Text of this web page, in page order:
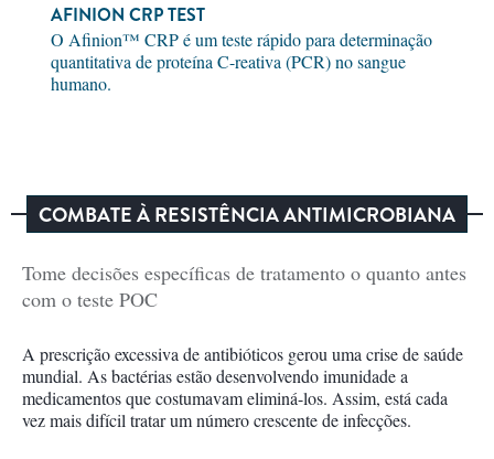
AFINION CRP TEST
O Afinion™ CRP é um teste rápido para determinação
quantitativa de proteína C-reativa (PCR) no sangue
humano.
COMBATE À RESISTÊNCIA ANTIMICROBIANA
Tome decisões específicas de tratamento o quanto antes
com o teste POC
A prescrição excessiva de antibióticos gerou uma crise de saúde
mundial. As bactérias estão desenvolvendo imunidade a
medicamentos que costumavam eliminá-los. Assim, está cada
vez mais difícil tratar um número crescente de infecções.